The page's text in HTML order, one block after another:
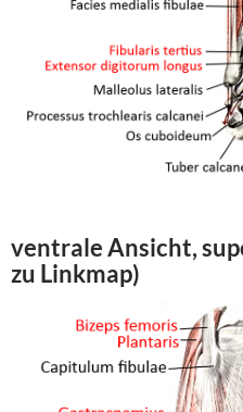
ventrale Ansicht,
zu Linkmap)